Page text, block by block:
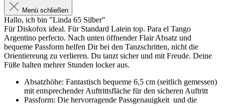
Menü schließen
Hallo, ich bin "Linda 65 Silber"
Für Diskofox ideal. Für Standard Latein top. Para el Tango
Argentino perfecto. Nach unten öffnender Flair Absatz und
bequeme Passform helfen Dir bei den Tanzschritten, nicht die
Orientiereung zu verlieren. Du tanzt sicher und mit Freude. Deine
Füße halten mehrer Stunden locker aus.
Absatzhöhe: Fantastisch bequeme 6,5 cm (seitlich gemessen)
mit entsprechender Auftrittsfläche für den sicheren Auftritt
Passform: Die hervorragende Passgenauigkeit und die